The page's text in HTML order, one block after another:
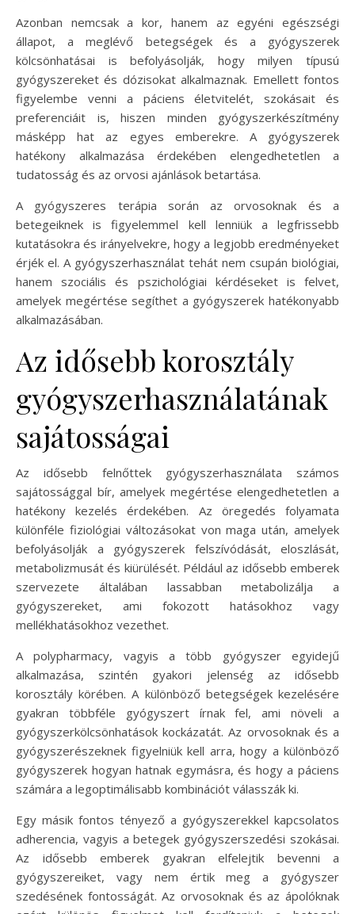
Azonban nemcsak a kor, hanem az egyéni egészségi
állapot, a meglévő betegségek és a gyógyszerek
kölcsönhatásai is befolyásolják, hogy milyen típusú
gyógyszereket és dózisokat alkalmaznak. Emellett fontos
figyelembe venni a páciens életvitelét, szokásait és
preferenciáit is, hiszen minden gyógyszerkészítmény
másképp hat az egyes emberekre. A gyógyszerek
hatékony alkalmazása érdekében elengedhetetlen a
tudatosság és az orvosi ajánlások betartása.
A gyógyszeres terápia során az orvosoknak és a
betegeiknek is figyelemmel kell lenniük a legfrissebb
kutatásokra és irányelvekre, hogy a legjobb eredményeket
érjék el. A gyógyszerhasználat tehát nem csupán biológiai,
hanem szociális és pszichológiai kérdéseket is felvet,
amelyek megértése segíthet a gyógyszerek hatékonyabb
alkalmazásában.
Az idősebb korosztály
gyógyszerhasználatának
sajátosságai
Az idősebb felnőttek gyógyszerhasználata számos
sajátossággal bír, amelyek megértése elengedhetetlen a
hatékony kezelés érdekében. Az öregedés folyamata
különféle fiziológiai változásokat von maga után, amelyek
befolyásolják a gyógyszerek felszívódását, eloszlását,
metabolizmusát és kiürülését. Például az idősebb emberek
szervezete általában lassabban metabolizálja a
gyógyszereket, ami fokozott hatásokhoz vagy
mellékhatásokhoz vezethet.
A polypharmacy, vagyis a több gyógyszer egyidejű
alkalmazása, szintén gyakori jelenség az idősebb
korosztály körében. A különböző betegségek kezelésére
gyakran többféle gyógyszert írnak fel, ami növeli a
gyógyszerkölcsönhatások kockázatát. Az orvosoknak és a
gyógyszerészeknek figyelniük kell arra, hogy a különböző
gyógyszerek hogyan hatnak egymásra, és hogy a páciens
számára a legoptimálisabb kombinációt válasszák ki.
Egy másik fontos tényező a gyógyszerekkel kapcsolatos
adherencia, vagyis a betegek gyógyszerszedési szokásai.
Az idősebb emberek gyakran elfelejtik bevenni a
gyógyszereiket, vagy nem értik meg a gyógyszer
szedésének fontosságát. Az orvosoknak és az ápolóknak